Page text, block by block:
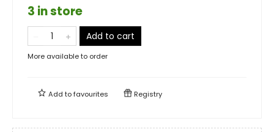
3 in store
Add to cart
More available to order
Add tofavourites Registry